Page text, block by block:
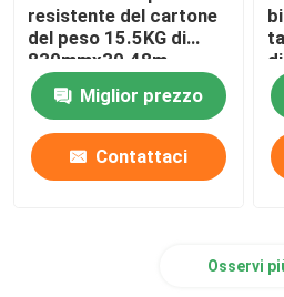
resistente del cartone
del peso 15.5KG di
830mmx30.48m
Miglior prezzo
Contattaci
Osservi